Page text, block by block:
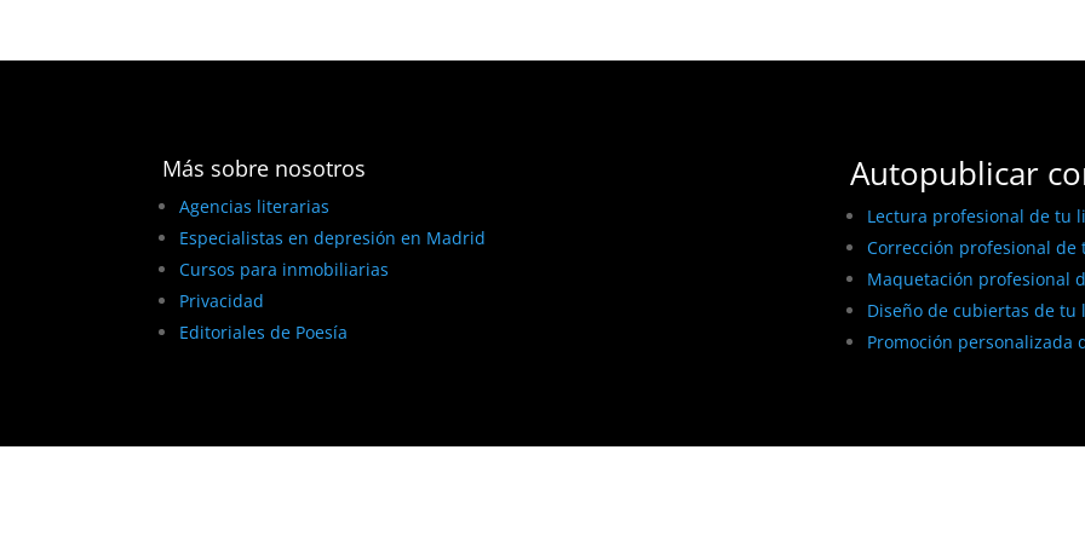
Más sobre nosotros
Agencias literarias
Especialistas en depresión en Madrid
Cursos para inmobiliarias
Privacidad
Editoriales de Poesía
Autopublicar
Lectura profesional de tu
Corrección profesional de
Maquetación profesional
Diseño de cubiertas de
Promoción personalizada